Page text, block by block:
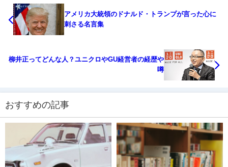
アメリカ大統領のドナルド・トランプが言った心に
刺さる名言集
柳井正ってどんな人？ユニクロやGU経営者の経歴や
噂
おすすめの記事